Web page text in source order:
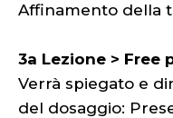
Affinamento della
3a Lezione > Free
Verrà spiegato e
del dosaggio: